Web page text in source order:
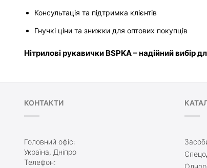
Консультація та підтримка клієнтів
Гнучкі ціни та знижки для оптових покупців
Нітрилові рукавички BSPKA – надійний вибір
КОНТАКТИ
Головний офіс:
Україна, Дніпро
Телефон: